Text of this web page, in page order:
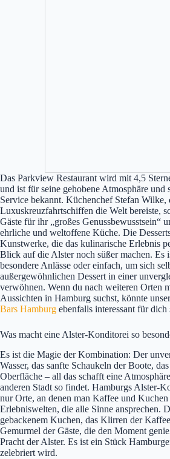
Das Parkview Restaurant wird mit 4,5
und ist für seine gehobene Atmosphäre und
Service bekannt. Küchenchef Stefan Wilke,
Luxuskreuzfahrtschiffen die Welt bereiste,
Gäste für ihr „großes Genussbewusstsein“
ehrliche und weltoffene Küche. Die
Kunstwerke, die das kulinarische Erlebnis
Blick auf die Alster noch süßer machen. Es
besondere Anlässe oder einfach, um sich
außergewöhnlichen Dessert in einer
verwöhnen. Wenn du nach weiteren Orten
Aussichten in Hamburg suchst, könnte
Bars Hamburg ebenfalls interessant für dich
Was macht eine Alster-Konditorei so
Es ist die Magie der Kombination: Der
Wasser, das sanfte Schaukeln der Boote,
Oberfläche – all das schafft eine
anderen Stadt so findet. Hamburgs Alster-
nur Orte, an denen man Kaffee und
Erlebniswelten, die alle Sinne ansprechen.
gebackenem Kuchen, das Klirren der
Gemurmel der Gäste, die den Moment
Pracht der Alster. Es ist ein Stück
zelebriert wird.